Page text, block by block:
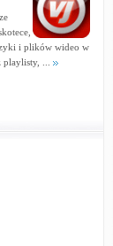
i plików wideo w
playlisty, ...